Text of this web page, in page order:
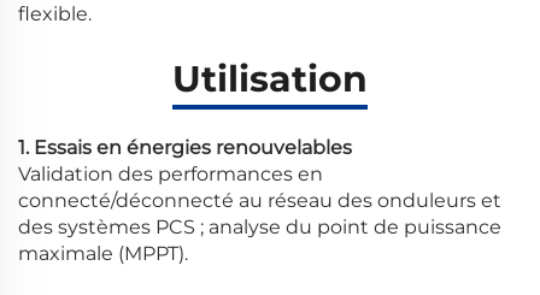
flexible.
Utilisation
1. Essais en énergies renouvelables
Validation des performances en
connecté/déconnecté au réseau des onduleurs et
des systèmes PCS ; analyse du point de puissance
maximale (MPPT).